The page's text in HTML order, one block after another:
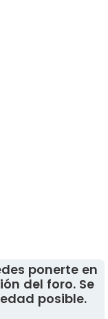
ponerte en
del foro. Se
posible.